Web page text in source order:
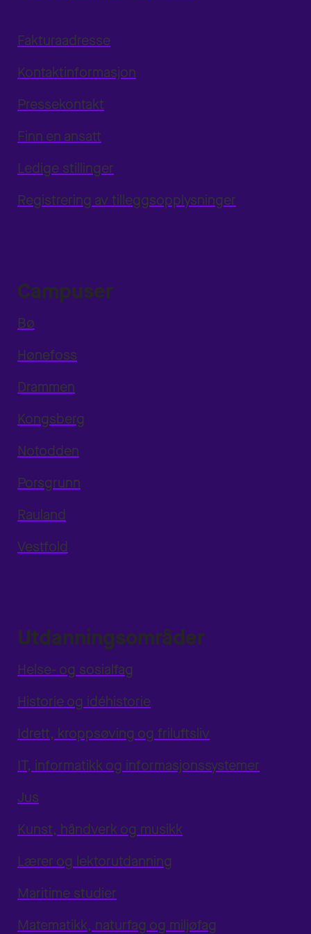
Fakturaadresse
Kontaktinformasjon
Pressekontakt
Finn en ansatt
Ledige stillinger
Registrering av tilleggsopplysninger
Campuser
Bø
Hønefoss
Drammen
Kongsberg
Notodden
Porsgrunn
Rauland
Vestfold
Utdanningsområder
Helse- og sosialfag
Historie og idéhistorie
Idrett, kroppsøving og friluftsliv
IT, informatikk og informasjonssystemer
Jus
Kunst, håndverk og musikk
Lærer og lektorutdanning
Maritime studier
Matematikk, naturfag og miljøfag